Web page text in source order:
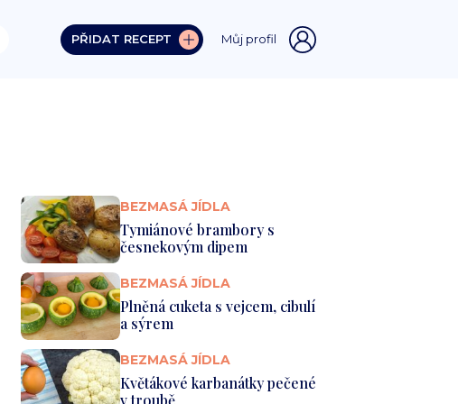
PŘIDAT RECEPT Můj profil
BEZMASÁ JÍDLA
Tymiánové brambory s
česnekovým dipem
BEZMASÁ JÍDLA
Plněná cuketa s vejcem, cibulí
a sýrem
BEZMASÁ JÍDLA
Květákové karbanátky pečené
v troubě